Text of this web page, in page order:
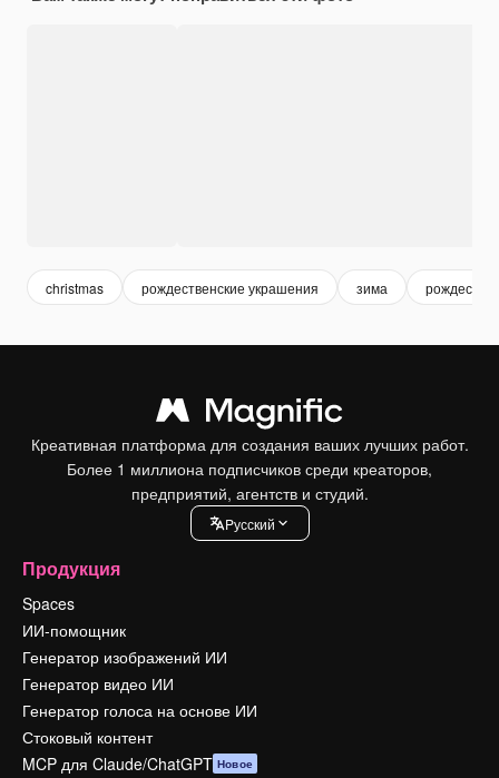
christmas рождественские украшения зима рождество
Креативная платформа для создания ваших лучших работ.
Более 1 миллиона подписчиков среди креаторов,
предприятий, агентств и студий.
Pусский
Продукция
Spaces
ИИ-помощник
Генератор изображений ИИ
Генератор видео ИИ
Генератор голоса на основе ИИ
Стоковый контент
MCP для Claude/ChatGPT Новое